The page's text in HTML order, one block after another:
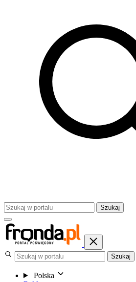
Szukaj
Szukaj
Polska